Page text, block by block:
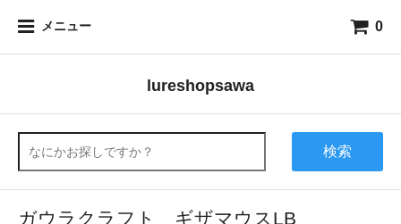
メニュー 0
lureshopsawa
検索
ガウラクラフト ギザマウスLB